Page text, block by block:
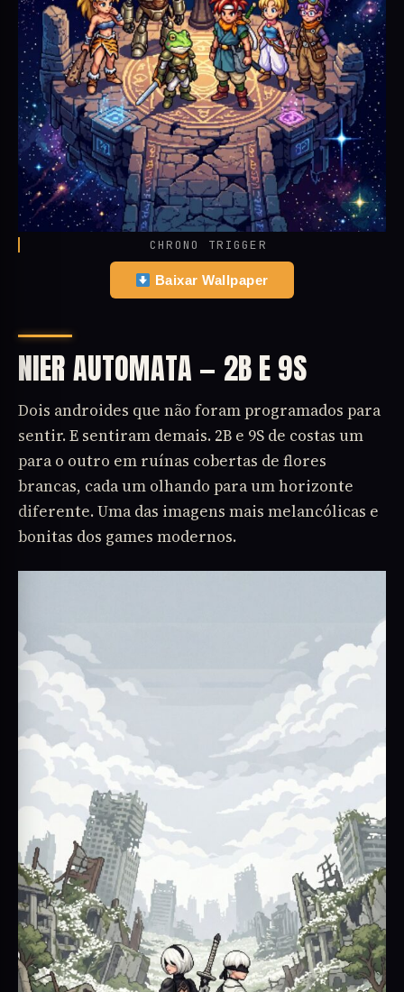
CHRONO TRIGGER
Baixar Wallpaper
NIER AUTOMATA — 2B E 9S
Dois androides que não foram programados para
sentir. E sentiram demais. 2B e 9S de costas um
para o outro em ruínas cobertas de flores
brancas, cada um olhando para um horizonte
diferente. Uma das imagens mais melancólicas e
bonitas dos games modernos.